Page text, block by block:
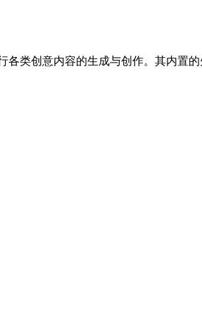
类创意内容的生成与创作。其内置